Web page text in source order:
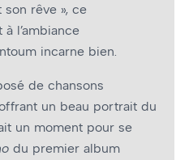
son rêve », ce
l’ambiance
incarne bien.
de chansons
un beau portrait du
un moment pour se
du premier album